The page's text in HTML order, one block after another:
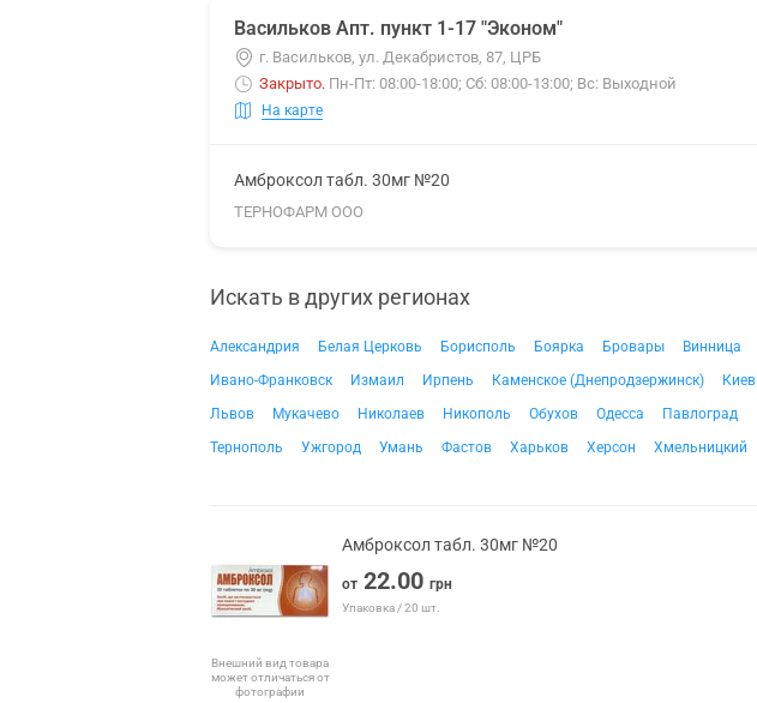
Васильков Апт. пункт 1-17 "Эконом"
г. Васильков, ул. Декабристов, 87, ЦРБ
Закрыто. Пн-Пт: 08:00-18:00; Сб: 08:00-13:00; Вс: Выходной
На карте
Амброксол табл. 30мг №20
ТЕРНОФАРМ ООО
Искать в других регионах
Александрия Белая Церковь Борисполь Боярка Бровары Винница
Ивано-Франковск
Измаил Ирпень Каменское (Днепродзержинск) Киев
Львов
Мукачево Николаев Никополь Обухов Одесса Павлоград
Тернополь
Ужгород Умань Фастов Харьков Херсон Хмельницкий
Внешний вид товара
может отличаться от
фотографии
Амброксол табл. 30мг №20
от 22.00 грн
Упаковка / 20 шт.